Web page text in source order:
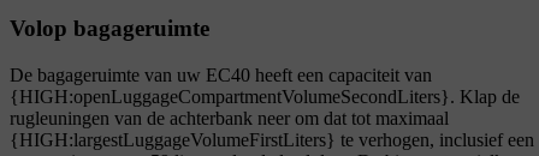
Volop bagageruimte
De bagageruimte van uw EC40 heeft een capaciteit van
{HIGH:openLuggageCompartmentVolumeSecondLiters}. Klap de
rugleuningen van de achterbank neer om dat tot maximaal
{HIGH:largestLuggageVolumeFirstLiters} te verhogen, inclusief een